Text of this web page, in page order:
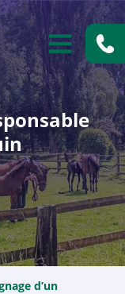
OUVRIR
d’un